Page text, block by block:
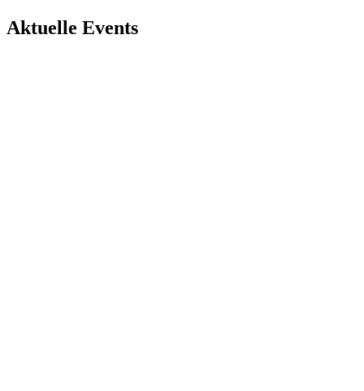
Aktuelle Events